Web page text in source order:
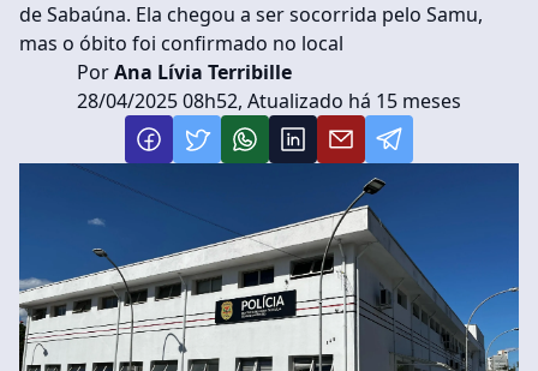
de Sabaúna. Ela chegou a ser socorrida pelo Samu,
mas o óbito foi confirmado no local
PorAna Lívia Terribille
28/04/2025 08h52, Atualizado há 15 meses